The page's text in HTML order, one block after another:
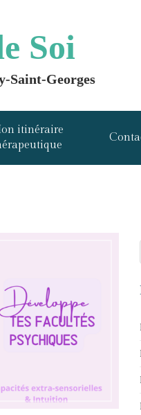
Soi
Saint-Georges
itinéraire